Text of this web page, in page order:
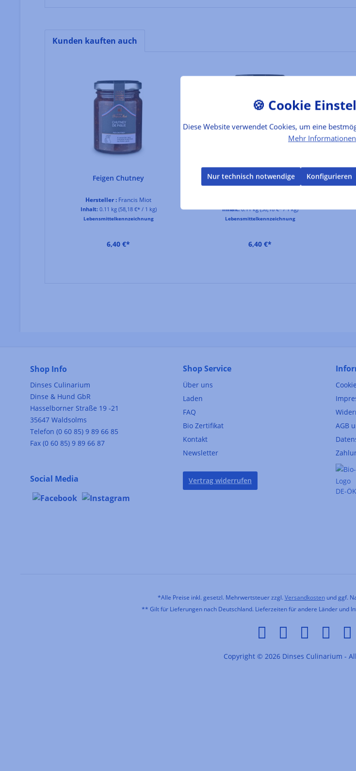
Kunden kauften auch
Feigen Chutney
Hersteller : Francis Miot
Inhalt: 0.11 kg (58,18 €* / 1 kg)
Lebensmittelkennzeichnung
6,40 €*
Mango Chutney
Inhalt: 0.11 kg(58,18 €* / 1 kg)
Lebensmittelkennzeichnung
6,40 €*
Shop Info
Dinses Culinarium
Dinse & Hund GbR
Hasselborner Straße 19 -21
35647 Waldsolms
Telefon (0 60 85) 9 89 66 85
Fax (0 60 85) 9 89 66 87
Social Media
Shop Service
Über uns
Laden
FAQ
Bio Zertifikat
Kontakt
Newsletter
Vertrag widerrufen
AGB
DE-
*Alle Preise inkl. gesetzl. Mehrwertsteuer zzgl. Versandkostenund ggf.
** Gilt für Lieferungen nach Deutschland. Lieferzeiten für andere Länder und
Copyright © 2026 Dinses Culinarium -
Diese Website verwendet Cookies, um eine
Mehr
Nur technisch notwendige Konfigurieren